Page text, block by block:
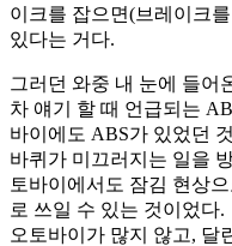
이크를 잡으면(브레이크
있다는 거다.
그러던 와중 내 눈에 들어
차 얘기 할 때 언급되는
바이에도 ABS가 있었던
바퀴가 미끄러지는 일을
토바이에서도 잠김 현상
로 쓰일 수 있는 것이었다
오토바이가 많지 않고, 달